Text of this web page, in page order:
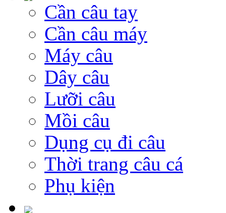
Cần câu tay
Cần câu máy
Máy câu
Dây câu
Lưỡi câu
Mồi câu
Dụng cụ đi câu
Thời trang câu cá
Phụ kiện